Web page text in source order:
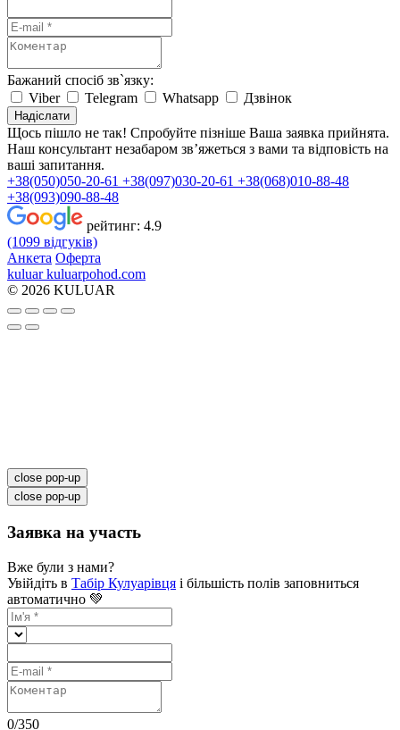
Бажаний спосіб зв`язку:
Viber
Telegram Whatsapp Дзвінок
Надіслати
Щось пішло не так! Спробуйте пізніше Ваша заявка прийнята.
Наш консультант незабаром зв’яжеться з вами та відповість на
ваші запитання.
+38(050)050-20-61 +38(097)030-20-61 +38(068)010-88-48
+38(093)090-88-48
рейтинг: 4.9
(1099 відгуків)
Анкета Оферта
kuluar kuluarpohod.com
© 2026 KULUAR
close pop-up
close pop-up
Заявка на участь
Вже були з нами?
Увійдіть в Табір Кулуарівця і більшість полів заповниться
автоматично 💚
0/350